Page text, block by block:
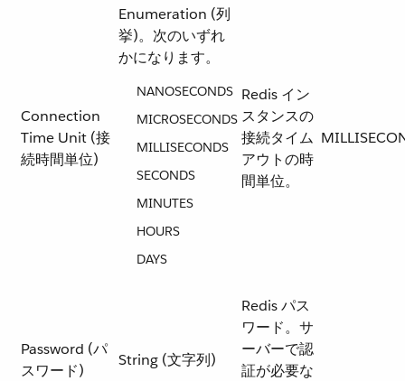
Connection
Time Unit (接
続時間単位)
Enumeration (列
挙)。次のいずれ
かになります。
NANOSECONDS
MICROSECONDS
MILLISECONDS
SECONDS
MINUTES
HOURS
DAYS
Redis イン
スタンスの
接続タイム
アウトの時
間単位。
Password (パ
スワード)
String (文字列)
Redis パス
ワード。サ
ーバーで認
証が必要な